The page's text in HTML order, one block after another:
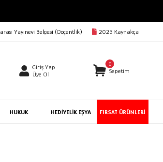
Yayınevi Belgesi (Doçentlik) 2025 Kaynakça
Giriş Yap
Üye Ol
0
Sepetim
HUKUK HEDİYELİK EŞYA FIRSAT ÜRÜNLERİ